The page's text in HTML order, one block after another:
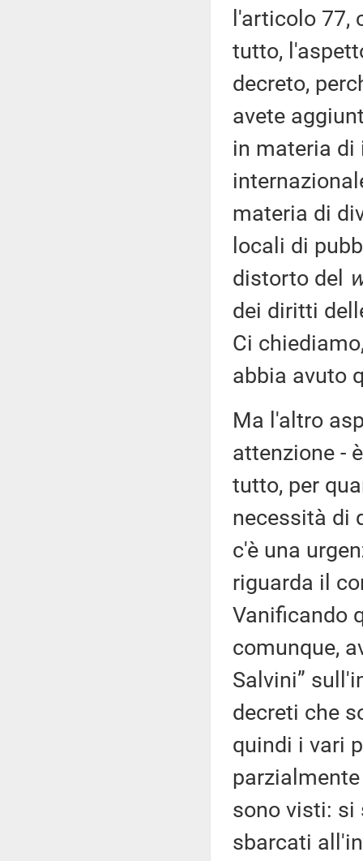
l'articolo 77,
tutto,
decreto,
avete
in materia di
materia di
locali di
distorto del
dei diritti
Ci
abbia avuto
Ma l'altro
attenzione -
tutto, per
necessità di
c'è una
riguarda il
Vanificando
comunque,
Salvini”
decreti che
quindi i vari
sono visti: si
sbarcati